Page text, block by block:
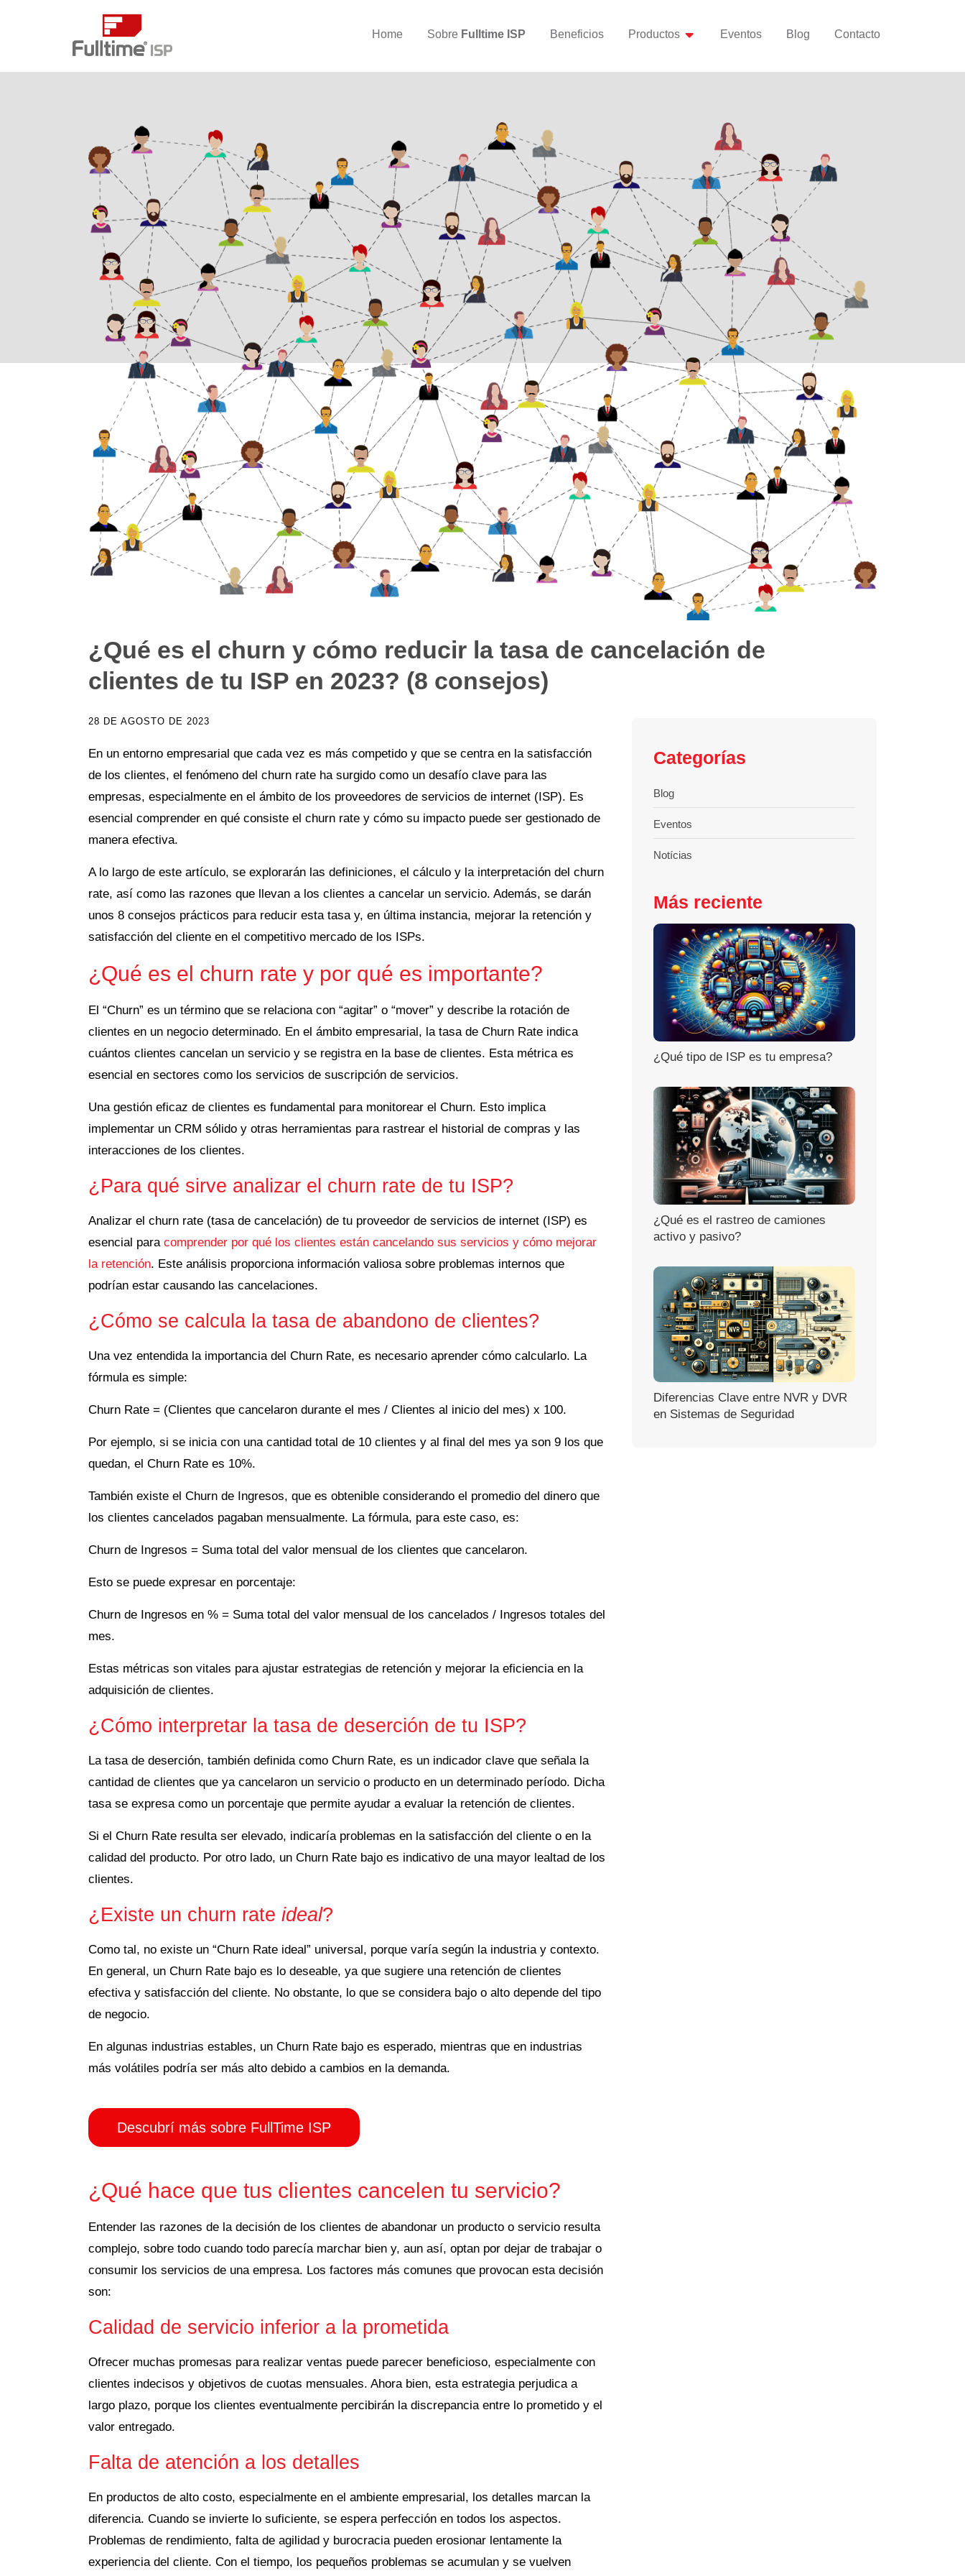
Home Sobre Fulltime ISP Beneficios Productos Eventos Blog Contacto
¿Qué es el churn y cómo reducir la tasa de cancelación de
clientes de tu ISP en 2023? (8 consejos)
28 DE AGOSTO DE 2023
En un entorno empresarial que cada vez es más competido y que se centra en la satisfacción
de los clientes, el fenómeno del churn rate ha surgido como un desafío clave para las
empresas, especialmente en el ámbito de los proveedores de servicios de internet (ISP). Es
esencial comprender en qué consiste el churn rate y cómo su impacto puede ser gestionado de
manera efectiva.
A lo largo de este artículo, se explorarán las definiciones, el cálculo y la interpretación del churn
rate, así como las razones que llevan a los clientes a cancelar un servicio. Además, se darán
unos 8 consejos prácticos para reducir esta tasa y, en última instancia, mejorar la retención y
satisfacción del cliente en el competitivo mercado de los ISPs.
¿Qué es el churn rate y por qué es importante?
El “Churn” es un término que se relaciona con “agitar” o “mover” y describe la rotación de
clientes en un negocio determinado. En el ámbito empresarial, la tasa de Churn Rate indica
cuántos clientes cancelan un servicio y se registra en la base de clientes. Esta métrica es
esencial en sectores como los servicios de suscripción de servicios.
Una gestión eficaz de clientes es fundamental para monitorear el Churn. Esto implica
implementar un CRM sólido y otras herramientas para rastrear el historial de compras y las
interacciones de los clientes.
¿Para qué sirve analizar el churn rate de tu ISP?
Analizar el churn rate (tasa de cancelación) de tu proveedor de servicios de internet (ISP) es
esencial para comprender por qué los clientes están cancelando sus servicios y cómo mejorar
la retención. Este análisis proporciona información valiosa sobre problemas internos que
podrían estar causando las cancelaciones.
¿Cómo se calcula la tasa de abandono de clientes?
Una vez entendida la importancia del Churn Rate, es necesario aprender cómo calcularlo. La
fórmula es simple:
Churn Rate = (Clientes que cancelaron durante el mes / Clientes al inicio del mes) x 100.
Por ejemplo, si se inicia con una cantidad total de 10 clientes y al final del mes ya son 9 los que
quedan, el Churn Rate es 10%.
También existe el Churn de Ingresos, que es obtenible considerando el promedio del dinero que
los clientes cancelados pagaban mensualmente. La fórmula, para este caso, es:
Churn de Ingresos = Suma total del valor mensual de los clientes que cancelaron.
Esto se puede expresar en porcentaje:
Churn de Ingresos en % = Suma total del valor mensual de los cancelados / Ingresos totales del
mes.
Estas métricas son vitales para ajustar estrategias de retención y mejorar la eficiencia en la
adquisición de clientes.
¿Cómo interpretar la tasa de deserción de tu ISP?
La tasa de deserción, también definida como Churn Rate, es un indicador clave que señala la
cantidad de clientes que ya cancelaron un servicio o producto en un determinado período. Dicha
tasa se expresa como un porcentaje que permite ayudar a evaluar la retención de clientes.
Si el Churn Rate resulta ser elevado, indicaría problemas en la satisfacción del cliente o en la
calidad del producto. Por otro lado, un Churn Rate bajo es indicativo de una mayor lealtad de los
clientes.
¿Existe un churn rate ideal?
Como tal, no existe un “Churn Rate ideal” universal, porque varía según la industria y contexto.
En general, un Churn Rate bajo es lo deseable, ya que sugiere una retención de clientes
efectiva y satisfacción del cliente. No obstante, lo que se considera bajo o alto depende del tipo
de negocio.
En algunas industrias estables, un Churn Rate bajo es esperado, mientras que en industrias
más volátiles podría ser más alto debido a cambios en la demanda.
Descubrí más sobre FullTime ISP
¿Qué hace que tus clientes cancelen tu servicio?
Entender las razones de la decisión de los clientes de abandonar un producto o servicio resulta
complejo, sobre todo cuando todo parecía marchar bien y, aun así, optan por dejar de trabajar o
consumir los servicios de una empresa. Los factores más comunes que provocan esta decisión
son:
Calidad de servicio inferior a la prometida
Ofrecer muchas promesas para realizar ventas puede parecer beneficioso, especialmente con
clientes indecisos y objetivos de cuotas mensuales. Ahora bien, esta estrategia perjudica a
largo plazo, porque los clientes eventualmente percibirán la discrepancia entre lo prometido y el
valor entregado.
Falta de atención a los detalles
En productos de alto costo, especialmente en el ambiente empresarial, los detalles marcan la
diferencia. Cuando se invierte lo suficiente, se espera perfección en todos los aspectos.
Problemas de rendimiento, falta de agilidad y burocracia pueden erosionar lentamente la
experiencia del cliente. Con el tiempo, los pequeños problemas se acumulan y se vuelven
Categorías
Blog
Eventos
Notícias
Más reciente
¿Qué tipo de ISP es tu empresa?
¿Qué es el rastreo de camiones
activo y pasivo?
Diferencias Clave entre NVR y DVR
en Sistemas de Seguridad